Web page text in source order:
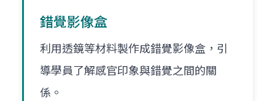
錯覺影像盒
利用透鏡等材料製作成錯覺影像盒，引
導學員了解感官印象與錯覺之間的關
係。